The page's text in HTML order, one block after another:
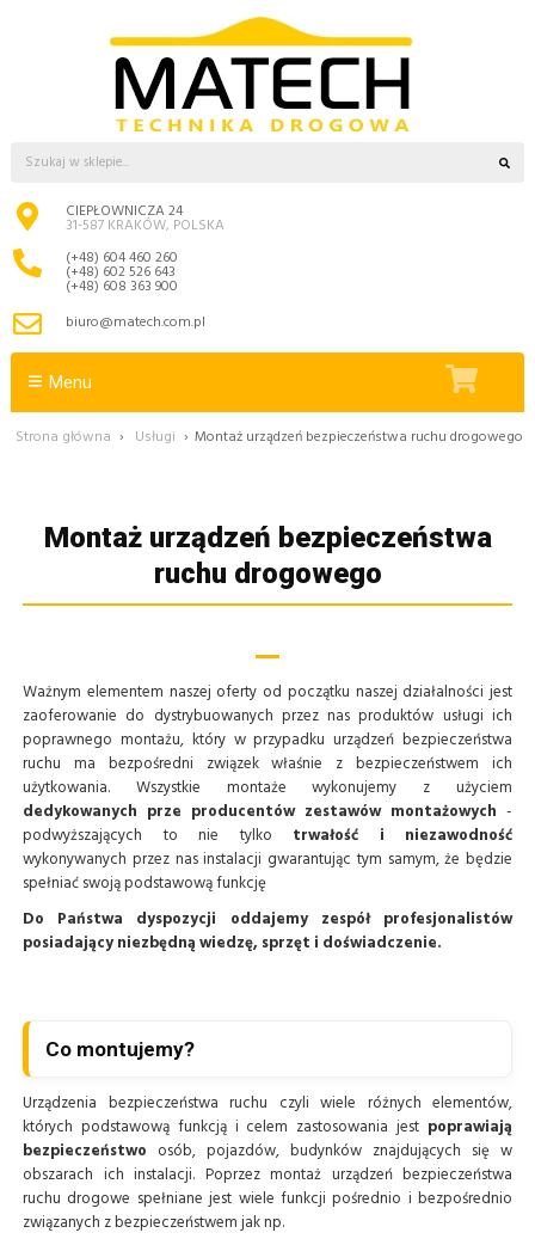
CIEPŁOWNICZA 24
31-587 KRAKÓW, POLSKA
(+48) 604 460 260
(+48) 602 526 643
(+48) 608 363 900
biuro@matech.com.pl
Menu
Strona główna › Usługi › Montaż urządzeń bezpieczeństwa ruchu drogowego
Montaż urządzeń bezpieczeństwa
ruchu drogowego
Ważnym elementem naszej oferty od początku naszej działalności jest
zaoferowanie do dystrybuowanych przez nas produktów usługi ich
poprawnego montażu, który w przypadku urządzeń bezpieczeństwa
ruchu ma bezpośredni związek właśnie z bezpieczeństwem ich
użytkowania. Wszystkie montaże wykonujemy z użyciem
dedykowanych prze producentów zestawów montażowych -
podwyższających to nie tylko trwałość i niezawodność
wykonywanych przez nas instalacji gwarantując tym samym, że będzie
spełniać swoją podstawową funkcję
Do Państwa dyspozycji oddajemy zespół profesjonalistów
posiadający niezbędną wiedzę, sprzęt i doświadczenie.
Co montujemy?
Urządzenia bezpieczeństwa ruchu czyli wiele różnych elementów,
których podstawową funkcją i celem zastosowania jest poprawiają
bezpieczeństwo osób, pojazdów, budynków znajdujących się w
obszarach ich instalacji. Poprzez montaż urządzeń bezpieczeństwa
ruchu drogowe spełniane jest wiele funkcji pośrednio i bezpośrednio
związanych z bezpieczeństwem jak np.